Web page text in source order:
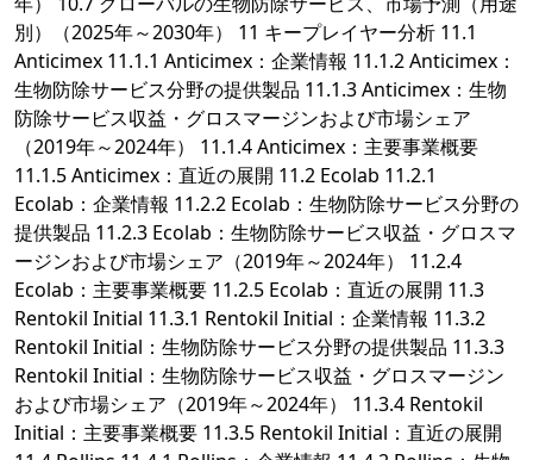
別）（2025年～2030年） 11 キープレイヤー分析 11.1
Anticimex 11.1.1 Anticimex：企業情報 11.1.2 Anticimex：
生物防除サービス分野の提供製品 11.1.3 Anticimex：生物
防除サービス収益・グロスマージンおよび市場シェア
（2019年～2024年） 11.1.4 Anticimex：主要事業概要
11.1.5 Anticimex：直近の展開 11.2 Ecolab 11.2.1
Ecolab：企業情報 11.2.2 Ecolab：生物防除サービス分野の
提供製品 11.2.3 Ecolab：生物防除サービス収益・グロスマ
ージンおよび市場シェア（2019年～2024年） 11.2.4
Ecolab：主要事業概要 11.2.5 Ecolab：直近の展開 11.3
Rentokil Initial 11.3.1 Rentokil Initial：企業情報 11.3.2
Rentokil Initial：生物防除サービス分野の提供製品 11.3.3
Rentokil Initial：生物防除サービス収益・グロスマージン
および市場シェア（2019年～2024年） 11.3.4 Rentokil
Initial：主要事業概要 11.3.5 Rentokil Initial：直近の展開